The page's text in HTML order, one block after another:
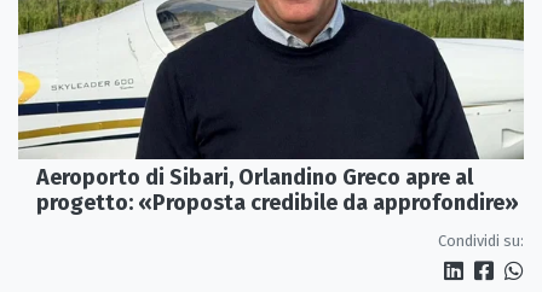
Aeroporto di Sibari, Orlandino Greco apre al
progetto: «Proposta credibile da approfondire»
Condividi su: